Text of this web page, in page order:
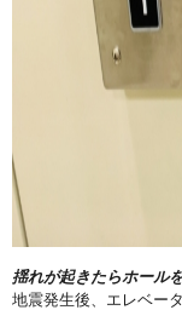
揺れが起きたらホール
地震発生後、エレベー